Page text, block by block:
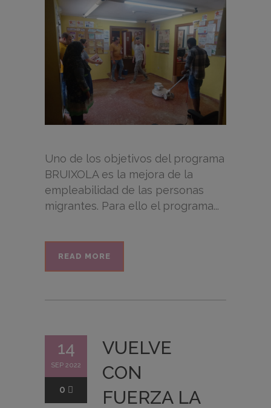
Uno de los objetivos del programa
BRUIXOLA es la mejora de la
empleabilidad de las personas
migrantes. Para ello el programa...
READ MORE
14
SEP 2022
0
VUELVE
CON
FUERZA LA